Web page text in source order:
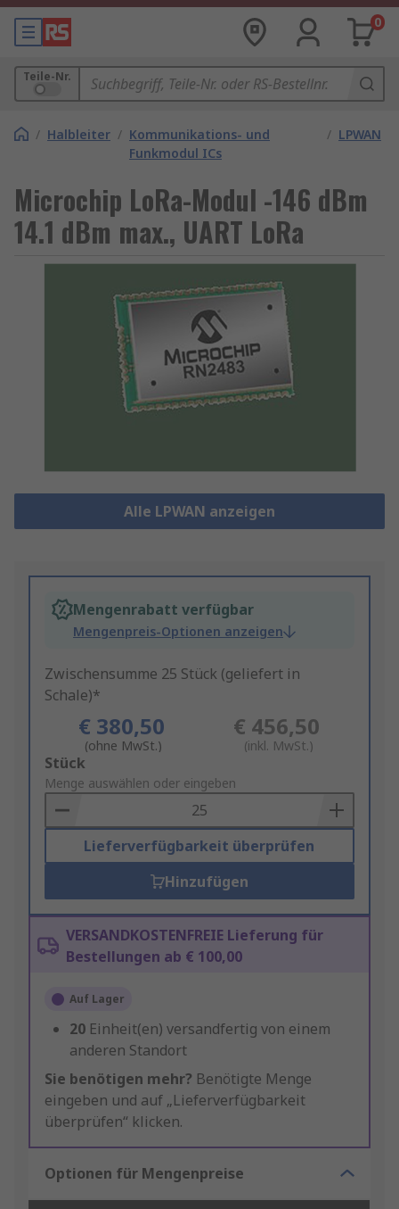
0
Teile-Nr.
/ Halbleiter / Kommunikations- und
Funkmodul ICs
/ LPWAN
Microchip LoRa-Modul -146 dBm
14.1 dBm max., UART LoRa
Alle LPWAN anzeigen
Mengenrabatt verfügbar
Mengenpreis-Optionen anzeigen
Zwischensumme 25 Stück (geliefert in
Schale)*
€ 380,50
(ohne MwSt.)
€ 456,50
(inkl. MwSt.)
Add
to
Basket
Stück
Menge auswählen oder eingeben
Lieferverfügbarkeit überprüfen
Hinzufügen
VERSANDKOSTENFREIE Lieferung für
Bestellungen ab € 100,00
Auf Lager
20 Einheit(en) versandfertig von einem
anderen Standort
Sie benötigen mehr? Benötigte Menge
eingeben und auf „Lieferverfügbarkeit
überprüfen“ klicken.
Optionen für Mengenpreise